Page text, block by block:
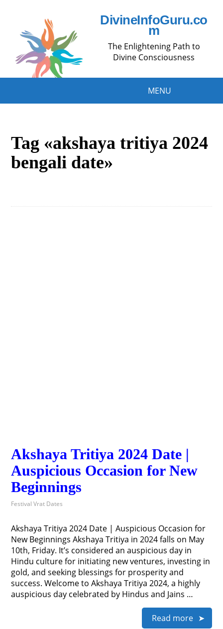
DivineInfoGuru.co
m
The Enlightening Path to
Divine Consciousness
MENU
Tag «akshaya tritiya 2024
bengali date»
Akshaya Tritiya 2024 Date |
Auspicious Occasion for New
Beginnings
Festival Vrat Dates
Akshaya Tritiya 2024 Date | Auspicious Occasion for
New Beginnings Akshaya Tritiya in 2024 falls on May
10th, Friday. It’s considered an auspicious day in
Hindu culture for initiating new ventures, investing in
gold, and seeking blessings for prosperity and
success. Welcome to Akshaya Tritiya 2024, a highly
auspicious day celebrated by Hindus and Jains …
Read more